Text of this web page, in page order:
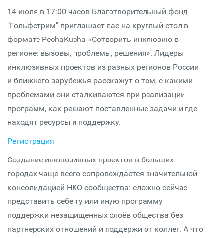
14 июля в 17:00 часов Благотворительный фонд
"Гольфстрим" приглашает вас на круглый стол в
формате PechaKucha «Сотворить инклюзию в
регионе: вызовы, проблемы, решения». Лидеры
инклюзивных проектов из разных регионов России
и ближнего зарубежья расскажут о том, с какими
проблемами они сталкиваются при реализации
программ, как решают поставленные задачи и где
находят ресурсы и поддержку.
Регистрация
Создание инклюзивных проектов в больших
городах чаще всего сопровождается значительной
консолидацией НКО-сообщества: сложно сейчас
представить себе ту или иную программу
поддержки незащищенных слоёв общества без
партнерских отношений и поддержи от коллег. А что